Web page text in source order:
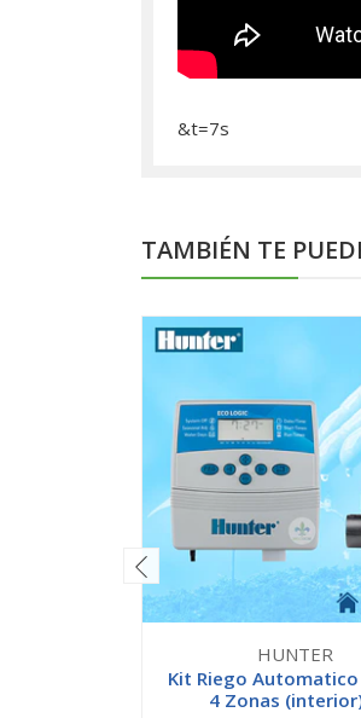
&t=7s
TAMBIÉN TE
HUNTER
Kit Riego
4 Zonas